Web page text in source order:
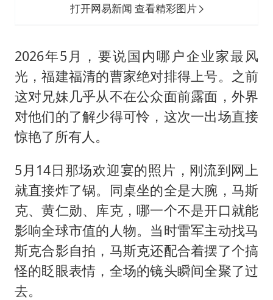
打开网易新闻 查看精彩图片
2026年5月，要说国内哪户企业家最风
光，福建福清的曹家绝对排得上号。之前
这对兄妹几乎从不在公众面前露面，外界
对他们的了解少得可怜，这次一出场直接
惊艳了所有人。
5月14日那场欢迎宴的照片，刚流到网上
就直接炸了锅。同桌坐的全是大腕，马斯
克、黄仁勋、库克，哪一个不是开口就能
影响全球市值的人物。当时雷军主动找马
斯克合影自拍，马斯克还配合着摆了个搞
怪的眨眼表情，全场的镜头瞬间全聚了过
去。